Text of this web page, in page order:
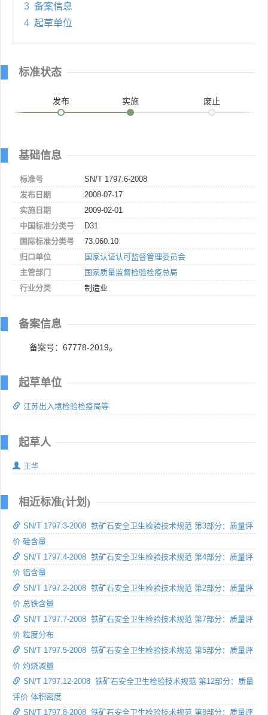
3 备案信息
4 起草单位
标准状态
发布 实施 废止
基础信息
标准号
SN/T 1797.6-2008
发布日期
2008-07-17
实施日期
2009-02-01
中国标准分类号
D31
国际标准分类号
73.060.10
归口单位
国家认证认可监督管理委员会
主管部门
国家质量监督检验检疫总局
行业分类
制造业
备案信息
备案号：67778-2019。
起草单位
江苏出入境检验检疫局等
起草人
王华
相近标准(计划)
SN/T 1797.3-2008 铁矿石安全卫生检验技术规范 第3部分：质量评
价 硅含量
SN/T 1797.4-2008 铁矿石安全卫生检验技术规范 第4部分：质量评
价 铝含量
SN/T 1797.2-2008 铁矿石安全卫生检验技术规范 第2部分：质量评
价 总铁含量
SN/T 1797.7-2008 铁矿石安全卫生检验技术规范 第7部分：质量评
价 粒度分布
SN/T 1797.5-2008 铁矿石安全卫生检验技术规范 第5部分：质量评
价 灼烧减量
SN/T 1797.12-2008 铁矿石安全卫生检验技术规范 第12部分：质量
评价 体积密度
SN/T 1797.8-2008 铁矿石安全卫生检验技术规范 第8部分：质量评